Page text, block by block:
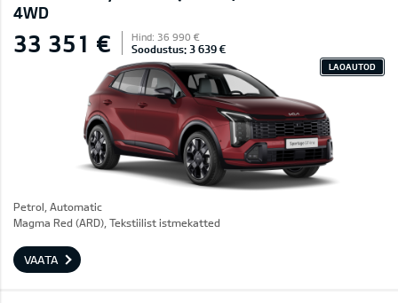
4WD
33 351 € Hind: 36 990 €
Soodustus: 3 639 €
LAOAUTOD
Petrol, Automatic
Magma Red (ARD), Tekstiilist istmekatted
VAATA